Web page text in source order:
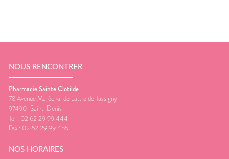
NOUS RENCONTRER
Pharmacie Sainte Clotilde
78 Avenue Maréchal de Lattre de Tassigny
97490 Saint-Denis
Tel : 02 62 29 99 444
Fax : 02 62 29 99 455
NOS HORAIRES